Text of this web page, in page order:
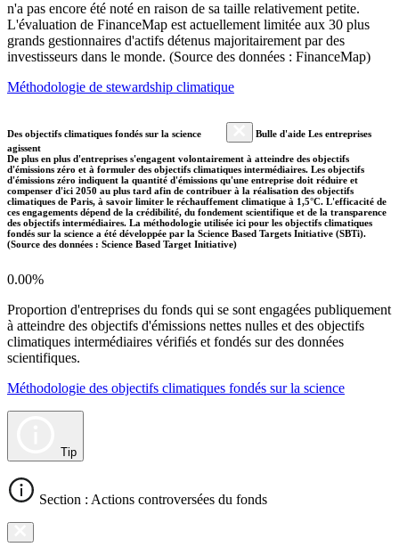
n'a pas encore été noté en raison de sa taille relativement petite.
L'évaluation de FinanceMap est actuellement limitée aux 30 plus
grands gestionnaires d'actifs détenus majoritairement par des
investisseurs dans le monde. (Source des données : FinanceMap)
Méthodologie de stewardship climatique
Des objectifs climatiques fondés sur la science
Bulle d'aide Les entreprises
agissent
De plus en plus d'entreprises s'engagent volontairement à atteindre des objectifs
d'émissions zéro et à formuler des objectifs climatiques intermédiaires. Les objectifs
d'émissions zéro indiquent la quantité d'émissions qu'une entreprise doit réduire et
compenser d'ici 2050 au plus tard afin de contribuer à la réalisation des objectifs
climatiques de Paris, à savoir limiter le réchauffement climatique à 1,5°C. L'efficacité de
ces engagements dépend de la crédibilité, du fondement scientifique et de la transparence
des objectifs intermédiaires. La méthodologie utilisée ici pour les objectifs climatiques
fondés sur la science a été développée par la Science Based Targets Initiative (SBTi).
(Source des données : Science Based Target Initiative)
0.00%
Proportion d'entreprises du fonds qui se sont engagées publiquement
à atteindre des objectifs d'émissions nettes nulles et des objectifs
climatiques intermédiaires vérifiés et fondés sur des données
scientifiques.
Méthodologie des objectifs climatiques fondés sur la science
Tip
Section : Actions controversées du fonds